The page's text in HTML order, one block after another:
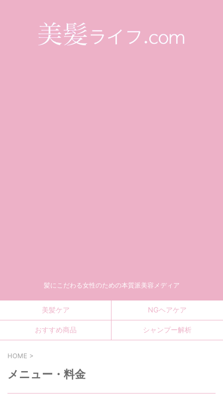
髪にこだわる女性のための本質派美容メディア
美髪ケア NGヘアケア
おすすめ商品 シャンプー解析
HOME >
メニュー・料金